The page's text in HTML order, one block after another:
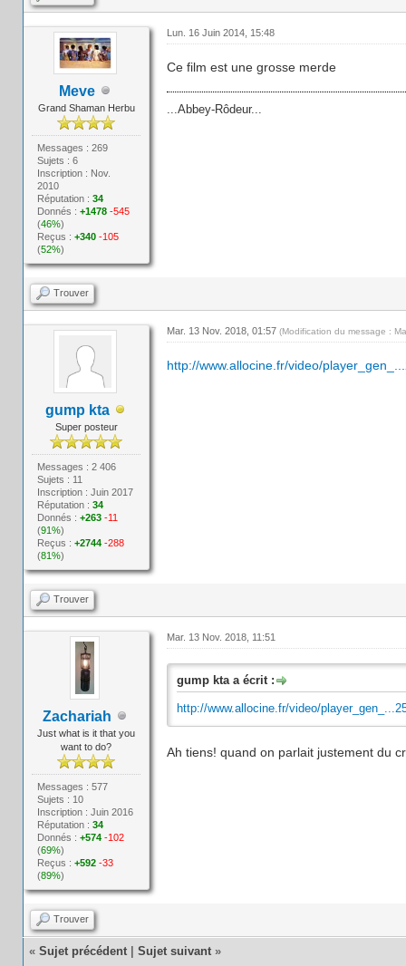
Meve
Grand Shaman Herbu
Messages : 269
Sujets : 6
Inscription : Nov.
2010
Réputation :34
Donnés :+1478 -545
(46%)
Reçus :+340 -105
(52%)
Lun. 16 Juin 2014, 15:48
Ce film est une grosse merde
...Abbey-Rôdeur...
Trouver
gump kta
Super posteur
Messages : 2 406
Sujets : 11
Inscription : Juin 2017
Réputation :34
Donnés :+263 -11
(91%)
Reçus :+2744 -288
(81%)
Mar. 13 Nov. 2018, 01:57 (Modification du message :
http://www.allocine.fr/video/
Trouver
Zachariah
Just what is it that you
want to do?
Messages : 577
Sujets : 10
Inscription : Juin 2016
Réputation :34
Donnés :+574 -102
(69%)
Reçus :+592 -33
(89%)
Mar. 13 Nov. 2018, 11:51
gump kta a écrit :
http://www.allocine.fr/video/
Ah tiens! quand on parlait justement du
Trouver
« Sujet précédent Sujet suivant »